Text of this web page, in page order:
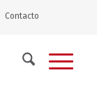
Contacto